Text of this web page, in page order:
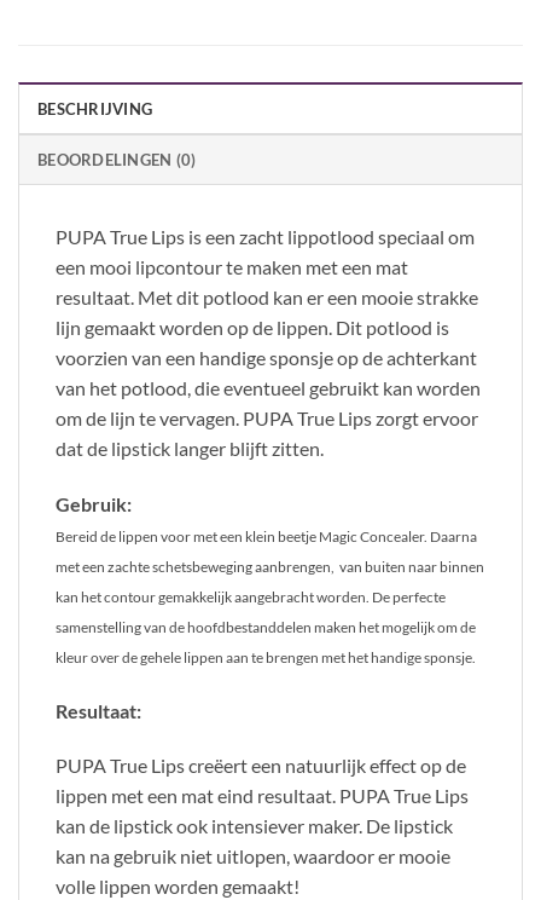
BESCHRIJVING
BEOORDELINGEN (0)
PUPA True Lips is een zacht lippotlood speciaal om
een mooi lipcontour te maken met een mat
resultaat. Met dit potlood kan er een mooie strakke
lijn gemaakt worden op de lippen. Dit potlood is
voorzien van een handige sponsje op de achterkant
van het potlood, die eventueel gebruikt kan worden
om de lijn te vervagen. PUPA True Lips zorgt ervoor
dat de lipstick langer blijft zitten.
Gebruik:
Bereid de lippen voor met een klein beetje Magic Concealer. Daarna
met een zachte schetsbeweging aanbrengen, van buiten naar binnen
kan het contour gemakkelijk aangebracht worden. De perfecte
samenstelling van de hoofdbestanddelen maken het mogelijk om de
kleur over de gehele lippen aan te brengen met het handige sponsje.
Resultaat:
PUPA True Lips creëert een natuurlijk effect op de
lippen met een mat eind resultaat. PUPA True Lips
kan de lipstick ook intensiever maker. De lipstick
kan na gebruik niet uitlopen, waardoor er mooie
volle lippen worden gemaakt!